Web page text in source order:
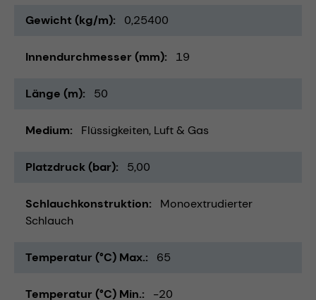
Gewicht (kg/m) 0,25400
Innendurchmesser (mm) 19
Länge (m) 50
Medium Flüssigkeiten Luft & Gas
Platzdruck (bar) 5,00
Schlauchkonstruktion
Monoextrudierter
Schlauch
Temperatur (°C) Max. 65
Temperatur (°C) Min. -20